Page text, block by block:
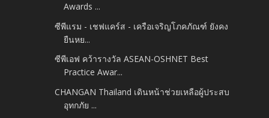
Awards ...
ซีพีแรม - เชฟแคร์ส - เครือเจริญโภคภัณฑ์ ยังคง
ยืนหย...
ซีพีเอฟ คว้ารางวัล ASEAN-OSHNET Best
Practice Awar...
CHANGAN Thailand เดินหน้าช่วยเหลือผู้ประสบ
อุทกภัย ...